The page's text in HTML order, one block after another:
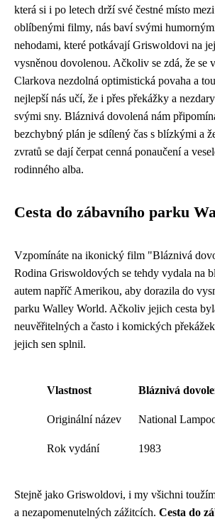
která si i po letech drží své čestné místo
oblíbenými filmy, nás baví svými
nehodami, které potkávají Griswoldovi na
vysněnou dovolenou. Ačkoliv se zdá, že se
Clarkova nezdolná optimistická povaha a
nejlepší nás učí, že i přes překážky a
svými sny. Bláznivá dovolená nám
bezchybný plán je sdílený čas s blízkými a
zvratů se dají čerpat cenná ponaučení a
rodinného alba.
Cesta do zábavního parku
Vzpomínáte na ikonický film "Bláznivá
Rodina Griswoldových se tehdy vydala na
autem napříč Amerikou, aby dorazila do
parku Walley World. Ačkoliv jejich cesta
neuvěřitelných a často i komických
jejich sen splnil.
Vlastnost Bláznivá
Originální název National
Rok vydání 1983
Stejně jako Griswoldovi, i my všichni
a nezapomenutelných zážitcích. Cesta do